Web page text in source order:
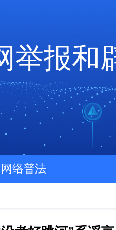
举报和
网络普法